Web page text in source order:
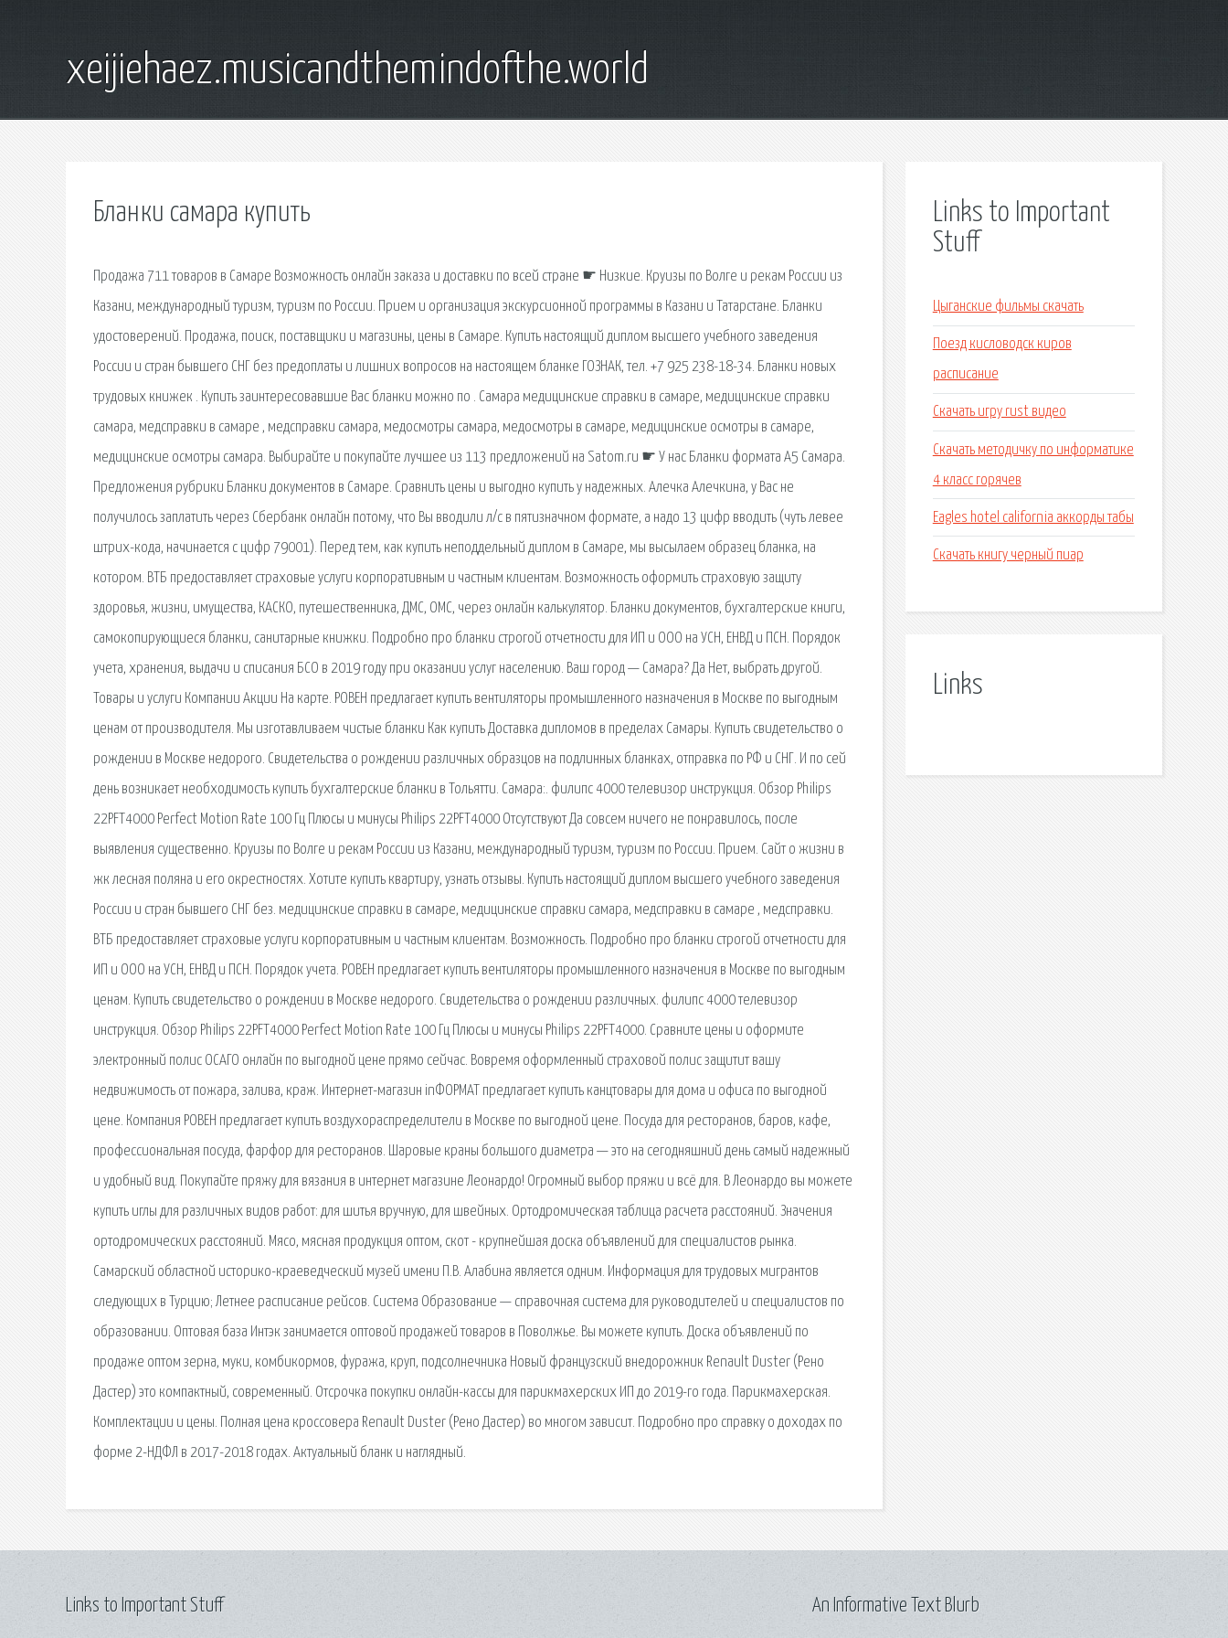
xeijiehaez.musicandthemindofthe.world
Бланки самара купить
Продажа 711 товаров в Самаре Возможность онлайн заказа и доставки по всей стране ☛ Низкие. Круизы по Волге и рекам России из
Казани, международный туризм, туризм по России. Прием и организация экскурсионной программы в Казани и Татарстане. Бланки
удостоверений. Продажа, поиск, поставщики и магазины, цены в Самаре. Купить настоящий диплом высшего учебного заведения
России и стран бывшего СНГ без предоплаты и лишних вопросов на настоящем бланке ГОЗНАК, тел. +7 925 238-18-34. Бланки новых
трудовых книжек . Купить заинтересовавшие Вас бланки можно по . Самара медицинские справки в самаре, медицинские справки
самара, медсправки в самаре , медсправки самара, медосмотры самара, медосмотры в самаре, медицинские осмотры в самаре,
медицинские осмотры самара. Выбирайте и покупайте лучшее из 113 предложений на Satom.ru ☛ У нас Бланки формата A5 Самара.
Предложения рубрики Бланки документов в Самаре. Сравнить цены и выгодно купить у надежных. Алечка Алечкина, у Вас не
получилось заплатить через Сбербанк онлайн потому, что Вы вводили л/с в пятизначном формате, а надо 13 цифр вводить (чуть левее
штрих-кода, начинается с цифр 79001). Перед тем, как купить неподдельный диплом в Самаре, мы высылаем образец бланка, на
котором. ВТБ предоставляет страховые услуги корпоративным и частным клиентам. Возможность оформить страховую защиту
здоровья, жизни, имущества, КАСКО, путешественника, ДМС, ОМС, через онлайн калькулятор. Бланки документов, бухгалтерские книги,
самокопирующиеся бланки, санитарные книжки. Подробно про бланки строгой отчетности для ИП и ООО на УСН, ЕНВД и ПСН. Порядок
учета, хранения, выдачи и списания БСО в 2019 году при оказании услуг населению. Ваш город — Самара? Да Нет, выбрать другой.
Товары и услуги Компании Акции На карте. РОВЕН предлагает купить вентиляторы промышленного назначения в Москве по выгодным
ценам от производителя. Мы изготавливаем чистые бланки Как купить Доставка дипломов в пределах Самары. Купить свидетельство о
рождении в Москве недорого. Свидетельства о рождении различных образцов на подлинных бланках, отправка по РФ и СНГ. И по сей
день возникает необходимость купить бухгалтерские бланки в Тольятти. Самара:. филипс 4000 телевизор инструкция. Обзор Philips
22PFT4000 Perfect Motion Rate 100 Гц Плюсы и минусы Philips 22PFT4000 Отсутствуют Да совсем ничего не понравилось, после
выявления существенно. Круизы по Волге и рекам России из Казани, международный туризм, туризм по России. Прием. Сайт о жизни в
жк лесная поляна и его окрестностях. Хотите купить квартиру, узнать отзывы. Купить настоящий диплом высшего учебного заведения
России и стран бывшего СНГ без. медицинские справки в самаре, медицинские справки самара, медсправки в самаре , медсправки.
ВТБ предоставляет страховые услуги корпоративным и частным клиентам. Возможность. Подробно про бланки строгой отчетности для
ИП и ООО на УСН, ЕНВД и ПСН. Порядок учета. РОВЕН предлагает купить вентиляторы промышленного назначения в Москве по выгодным
ценам. Купить свидетельство о рождении в Москве недорого. Свидетельства о рождении различных. филипс 4000 телевизор
инструкция. Обзор Philips 22PFT4000 Perfect Motion Rate 100 Гц Плюсы и минусы Philips 22PFT4000. Сравните цены и оформите
электронный полис ОСАГО онлайн по выгодной цене прямо сейчас. Вовремя оформленный страховой полис защитит вашу
недвижимость от пожара, залива, краж. Интернет-магазин inФОРМАТ предлагает купить канцтовары для дома и офиса по выгодной
цене. Компания РОВЕН предлагает купить воздухораспределители в Москве по выгодной цене. Посуда для ресторанов, баров, кафе,
профессиональная посуда, фарфор для ресторанов. Шаровые краны большого диаметра — это на сегодняшний день самый надежный
и удобный вид. Покупайте пряжу для вязания в интернет магазине Леонардо! Огромный выбор пряжи и всё для. В Леонардо вы можете
купить иглы для различных видов работ: для шитья вручную, для швейных. Ортодромическая таблица расчета расстояний. Значения
ортодромических расстояний. Мясо, мясная продукция оптом, скот - крупнейшая доска объявлений для специалистов рынка.
Самарский областной историко-краеведческий музей имени П.В. Алабина является одним. Информация для трудовых мигрантов
следующих в Турцию; Летнее расписание рейсов. Система Образование — справочная система для руководителей и специалистов по
образовании. Оптовая база Интэк занимается оптовой продажей товаров в Поволжье. Вы можете купить. Доска объявлений по
продаже оптом зерна, муки, комбикормов, фуража, круп, подсолнечника Новый французский внедорожник Renault Duster (Рено
Дастер) это компактный, современный. Отсрочка покупки онлайн-кассы для парикмахерских ИП до 2019-го года. Парикмахерская.
Комплектации и цены. Полная цена кроссовера Renault Duster (Рено Дастер) во многом зависит. Подробно про справку о доходах по
форме 2-НДФЛ в 2017-2018 годах. Актуальный бланк и наглядный.
Links to Important
Stuff
Цыганские фильмы скачать
Поезд кисловодск киров
расписание
Скачать игру rust видео
Скачать методичку по информатике
4 класс горячев
Eagles hotel california аккорды табы
Скачать книгу черный пиар
Links
Links to Important Stuff An Informative Text Blurb